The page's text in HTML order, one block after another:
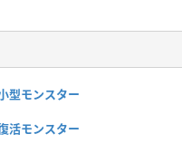
型モンスター
活モンスター